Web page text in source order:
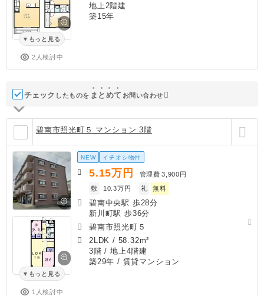
もっと見る
2人検討中
地上2階建
築15年
チェック したものを ま と めて お問い合わせ
碧南市照光町５ マンション 3階
もっと見る
1人検討中
NEW イチオシ物件
5.15万円 管理費 3,900円
敷
10.3万円 礼 無料
碧南中央駅 歩28分
新川町駅 歩36分
碧南市照光町５
2LDK / 58.32m²
3階 / 地上4階建
築29年 / 賃貸マンション